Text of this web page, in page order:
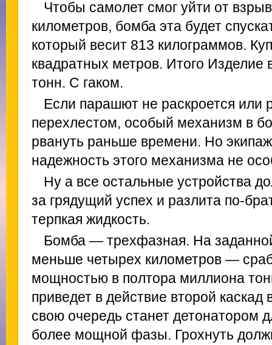
Чтобы самолет смог уйти от
километров, бомба эта будет
который весит 813 килограммов.
квадратных метров. Итого
тонн. С гаком.
Если парашют не раскроется или
перехлестом, особый механизм в
рвануть раньше времени. Но
надежность этого механизма не
Ну а все остальные устройства
за грядущий успех и разлита по-
терпкая жидкость.
Бомба — трехфазная. На
меньше четырех километров —
мощностью в полтора миллиона
приведет в действие второй
свою очередь станет детонатором
более мощной фазы. Грохнуть